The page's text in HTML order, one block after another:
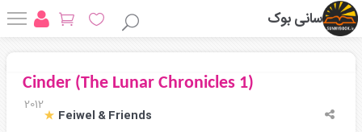
سانی بوک
Cinder (The Lunar Chronicles 1)
2012
Feiwel & Friends